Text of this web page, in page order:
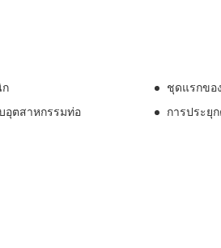
ก
อุตสาหกรรมท่อ
การประยุ